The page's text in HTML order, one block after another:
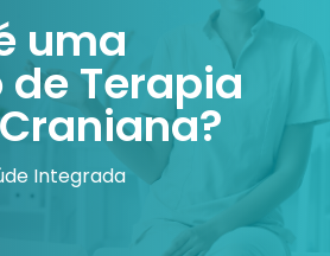
uma
de Terapia
Integrada